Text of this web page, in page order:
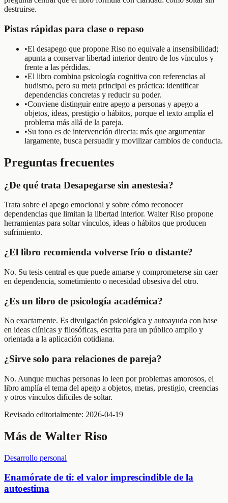
destruirse.
Pistas rápidas para clase o repaso
•El desapego que propone Riso no equivale a insensibilidad;
apunta a conservar libertad interior dentro de los vínculos y
frente a las pérdidas.
•El libro combina psicología cognitiva con referencias al
budismo, pero su meta principal es práctica: identificar
dependencias concretas y reducir su poder.
•Conviene distinguir entre apego a personas y apego a
objetos, ideas, prestigio o hábitos, porque el texto amplía el
problema más allá de la pareja.
•Su tono es de intervención directa: más que argumentar
largamente, busca persuadir y movilizar cambios de conducta.
Preguntas frecuentes
¿De qué trata Desapegarse sin anestesia?
Trata sobre el apego emocional y sobre cómo reconocer
dependencias que limitan la libertad interior. Walter Riso propone
herramientas para soltar vínculos, ideas o hábitos que producen
sufrimiento.
¿El libro recomienda volverse frío o distante?
No. Su tesis central es que puede amarse y comprometerse sin caer
en dependencia, sometimiento o necesidad obsesiva del otro.
¿Es un libro de psicología académica?
No exactamente. Es divulgación psicológica y autoayuda con base
en ideas clínicas y filosóficas, escrita para un público amplio y
orientada a la aplicación cotidiana.
¿Sirve solo para relaciones de pareja?
No. Aunque muchas personas lo leen por problemas amorosos, el
libro amplía el tema del apego a objetos, metas, prestigio, creencias
y otros vínculos difíciles de soltar.
Revisado editorialmente: 2026-04-19
Más de Walter Riso
Desarrollo personal
Enamórate de ti: el valor imprescindible de la
autoestima